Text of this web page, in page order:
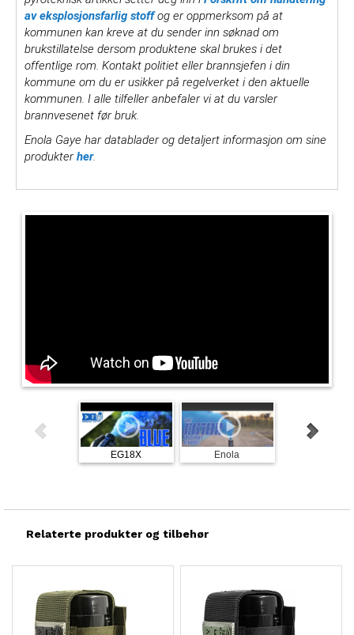
av eksplosjonsfarlig stoffog er oppmerksom på at
kommunen kan kreve at du sender inn søknad om
brukstillatelse dersom produktene skal brukes i det
offentlige rom. Kontakt politiet eller brannsjefen i din
kommune om du er usikker på regelverket i den aktuelle
kommunen. I alle tilfeller anbefaler vi at du varsler
brannvesenet før bruk.
Enola Gaye har datablader og detaljert informasjon om sine
produkterher.
EG18X Enola
Relaterte produkter og tilbehør